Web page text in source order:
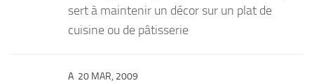
sert à maintenir un décor sur un plat de
cuisine ou de pâtisserie
A 20 MAR, 2009